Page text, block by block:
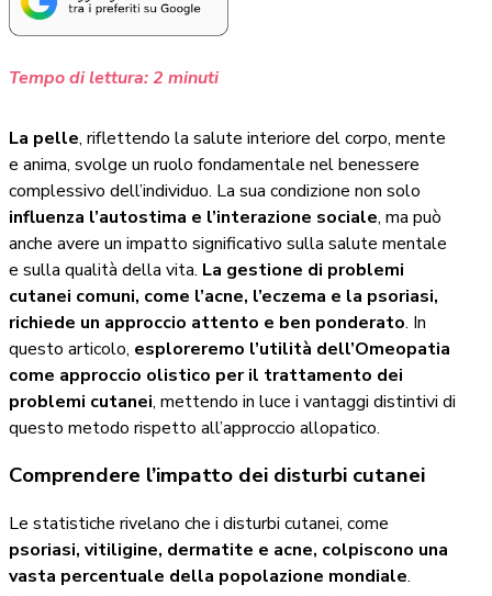
Tempo di lettura:2 minuti
La pelle, riflettendo la salute interiore del corpo, mente
e anima, svolge un ruolo fondamentale nel benessere
complessivo dell’individuo. La sua condizione non solo
influenza l’autostima e l’interazione sociale, ma può
anche avere un impatto significativo sulla salute mentale
e sulla qualità della vita. La gestione di problemi
cutanei comuni, come l’acne, l’eczema e la psoriasi,
richiede un approccio attento e ben ponderato. In
questo articolo, esploreremo l’utilità dell’Omeopatia
come approccio olistico per il trattamento dei
problemi cutanei, mettendo in luce i vantaggi distintivi di
questo metodo rispetto all’approccio allopatico.
Comprendere l’impatto dei disturbi cutanei
Le statistiche rivelano che i disturbi cutanei, come
psoriasi, vitiligine, dermatite e acne, colpiscono una
vasta percentuale della popolazione mondiale.